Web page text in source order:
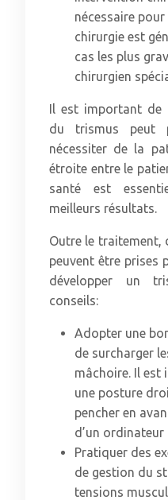
nécessaire
chirurgie est
cas les plus
chirurgien
Il est important de
du trismus peut
nécessiter de la
étroite entre le
santé est
meilleurs résultats.
Outre le traitement,
peuvent être prises
développer un
conseils:
Adopter une
de surcharger
mâchoire. Il
une posture
pencher en
d’un
Pratiquer des
de gestion du
tensions